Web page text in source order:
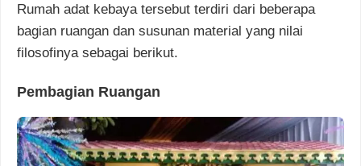
Rumah adat kebaya tersebut terdiri dari beberapa
bagian ruangan dan susunan material yang nilai
filosofinya sebagai berikut.
Pembagian Ruangan